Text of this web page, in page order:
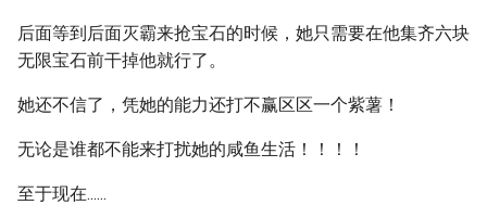
后面等到后面灭霸来抢宝石的时候，她只需要在他集齐六块
无限宝石前干掉他就行了。
她还不信了，凭她的能力还打不赢区区一个紫薯！
无论是谁都不能来打扰她的咸鱼生活！！！！
至于现在......